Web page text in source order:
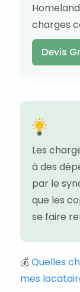
charges
Devis
Les
à des
par le
que les
se faire
💰Quelles
mes